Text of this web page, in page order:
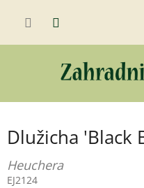
Dlužicha 'Black
Heuchera
EJ2124